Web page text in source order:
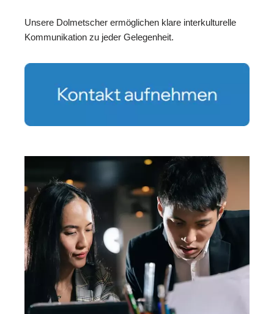
Unsere Dolmetscher ermöglichen klare interkulturelle
Kommunikation zu jeder Gelegenheit.